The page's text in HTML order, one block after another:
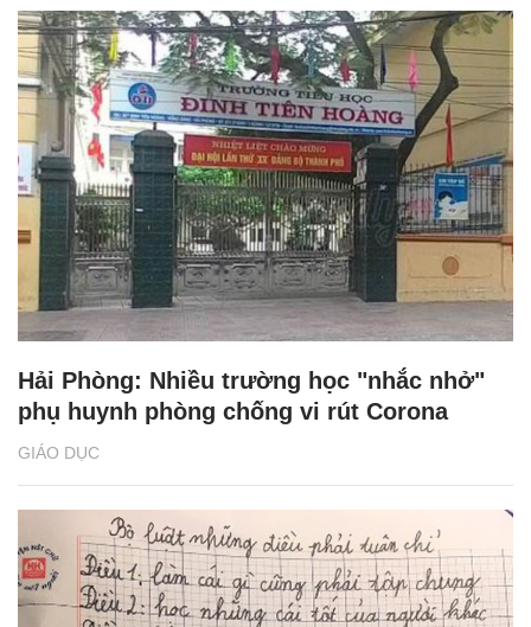
GIÁO DỤC
Hải Phòng: Nhiều trường học "nhắc nhở"
phụ huynh phòng chống vi rút Corona